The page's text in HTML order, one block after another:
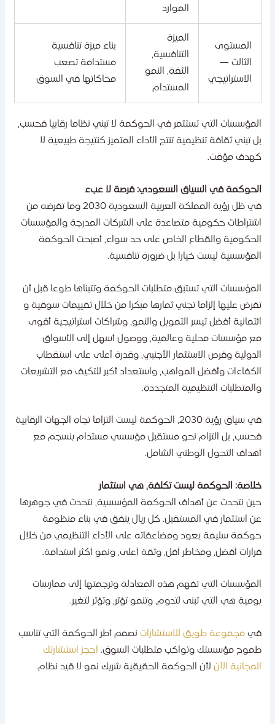
الموارد
المستوى
الثالث —
الاستراتيجي
الميزة
التنافسية،
الثقة، النمو
المستدام
بناء ميزة تنافسية
مستدامة تصعب
محاكاتها في السوق
التي تستثمر في الحوكمة لا تبني نظاما رقابيا فحسب،
تبني ثقافة تنظيمية تنتج الأداء المتميز كنتيجة طبيعية لا
مؤقت.
في السياق السعودي: فرصة لا عبء
في ظل رؤية المملكة العربية السعودية 2030 وما تفرضه من
حكومية متصاعدة على الشركات المدرجة والمؤسسات
والقطاع الخاص على حد سواء، أصبحت الحوكمة
ليست خيارا بل ضرورة تنافسية.
التي تستبق متطلبات الحوكمة وتتبناها طوعا قبل أن
عليها إلزاما تجني ثمارها مبكرا من خلال تقييمات سوقية و
أفضل تيسر التمويل والنمو، وشراكات استراتيجية أقوى
مؤسسات محلية وعالمية، ووصول أسهل إلى الأسواق
وفرص الاستثمار الأجنبي، وقدرة أعلى على استقطاب
وأفضل المواهب، واستعداد أكبر للتكيف مع التشريعات
التنظيمية المتجددة.
في سياق رؤية 2030، الحوكمة ليست التزاما تجاه الجهات الرقابية
بل التزام نحو مستقبل مؤسسي مستدام ينسجم مع
التحول الوطني الشامل.
الحوكمة ليست تكلفة، هي استثمار
نتحدث عن أهداف الحوكمة المؤسسية، نتحدث في جوهرها
استثمار في المستقبل. كل ريال ينفق في بناء منظومة
سليمة يعود ومضاعفاته على الأداء التنظيمي من خلال
أفضل، ومخاطر أقل، وثقة أعلى، ونمو أكثر استدامة.
التي تفهم هذه المعادلة وترجمتها إلى ممارسات
هي التي تبنى لتدوم، وتنمو تؤثر، وتؤثر لتغير.
مجموعة طويق للاستشاراتنصمم أطر الحوكمة التي تناسب
مؤسستك وتواكب متطلبات السوق. احجز استشارتك
الآن لأن الحوكمة الحقيقية شريك نمو لا قيد نظام.